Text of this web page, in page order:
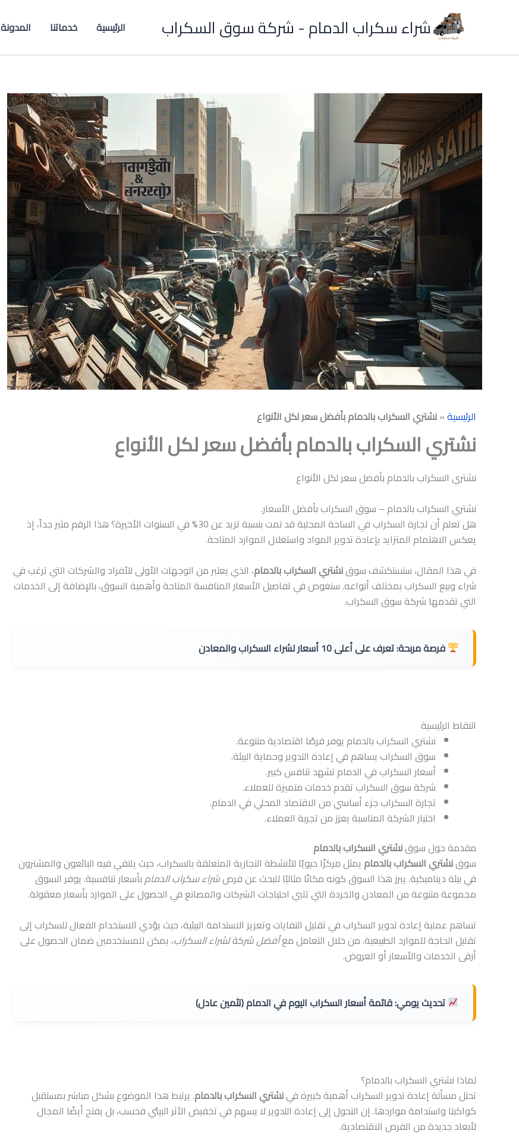
شراء سكراب الدمام - شركة سوق السكراب الرئيسية خدماتنا المدونة
الرئيسية»نشتري السكراب بالدمام بأفضل سعر لكل الأنواع
نشتري السكراب بالدمام بأفضل سعر لكل الأنواع
نشتري السكراب بالدمام بأفضل سعر لكل الأنواع
نشتري السكراب بالدمام – سوق السكراب بأفضل الأسعار.
هل تعلم أن تجارة السكراب في الساحة المحلية قد نمت بنسبة تزيد عن 30% في السنوات الأخيرة؟ هذا الرقم مثير جداً، إذ
يعكس الاهتمام المتزايد بإعادة تدوير المواد واستغلال الموارد المتاحة.
في هذا المقال، سنستكشف سوقنشتري السكراب بالدمام، الذي يعتبر من الوجهات الأولى للأفراد والشركات التي ترغب في
شراء وبيع السكراب بمختلف أنواعه. سنغوص في تفاصيل الأسعار المنافسة المتاحة وأهمية السوق، بالإضافة إلى الخدمات
التي تقدمها شركة سوق السكراب.
فرصة مربحة:تعرف على أعلى 10 أسعار لشراء السكراب والمعادن
النقاط الرئيسية
نشتري السكراب بالدمام يوفر فرصًا اقتصادية متنوعة.
سوق السكراب يساهم في إعادة التدوير وحماية البيئة.
أسعار السكراب في الدمام تشهد تنافس كبير.
شركة سوق السكراب تقدم خدمات متميزة للعملاء.
تجارة السكراب جزء أساسي من الاقتصاد المحلي في الدمام.
اختيار الشركة المناسبة يعزز من تجربة العملاء.
مقدمة حول سوقنشتري السكراب بالدمام
سوقنشتري السكراب بالدمام يمثل مركزًا حيويًا للأنشطة التجارية المتعلقة بالسكراب، حيث يلتقي فيه البائعون والمشترون
في بيئة ديناميكية. يبرز هذا السوق كونه مكانًا مثاليًا للبحث عن فرصشراء سكراب الدمامبأسعار تنافسية. يوفر السوق
مجموعة متنوعة من المعادن والخردة التي تلبي احتياجات الشركات والمصانع في الحصول على الموارد بأسعار معقولة.
تساهم عملية إعادة تدوير السكراب في تقليل النفايات وتعزيز الاستدامة البيئية، حيث يؤدي الاستخدام الفعال للسكراب إلى
تقليل الحاجة للموارد الطبيعية. من خلال التعامل معأفضل شركة لشراء السكراب، يمكن للمستخدمين ضمان الحصول على
أرقى الخدمات والأسعار أو العروض.
تحديث يومي:قائمة أسعار السكراب اليوم في الدمام (تثمين عادل)
لماذا نشتري السكراب بالدمام؟
تحتل مسألة إعادة تدوير السكراب أهمية كبيرة فينشتري السكراب بالدمام. يرتبط هذا الموضوع بشكل مباشر بمستقبل
كواكبنا واستدامة مواردها. إن التحول إلى إعادة التدوير لا يسهم في تخفيض الأثر البيئي فحسب، بل يفتح أيضًا المجال
لأبعاد جديدة من الفرص الاقتصادية.